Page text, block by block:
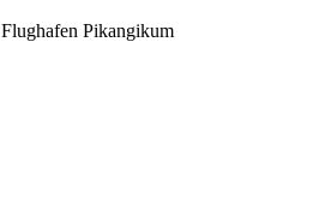
Flughafen Pikangikum